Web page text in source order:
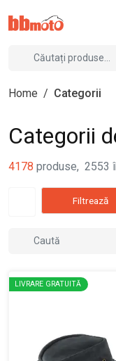
Home / Categorii
Categorii
4178 produse, 2553
Filtrează
LIVRARE GRATUITĂ